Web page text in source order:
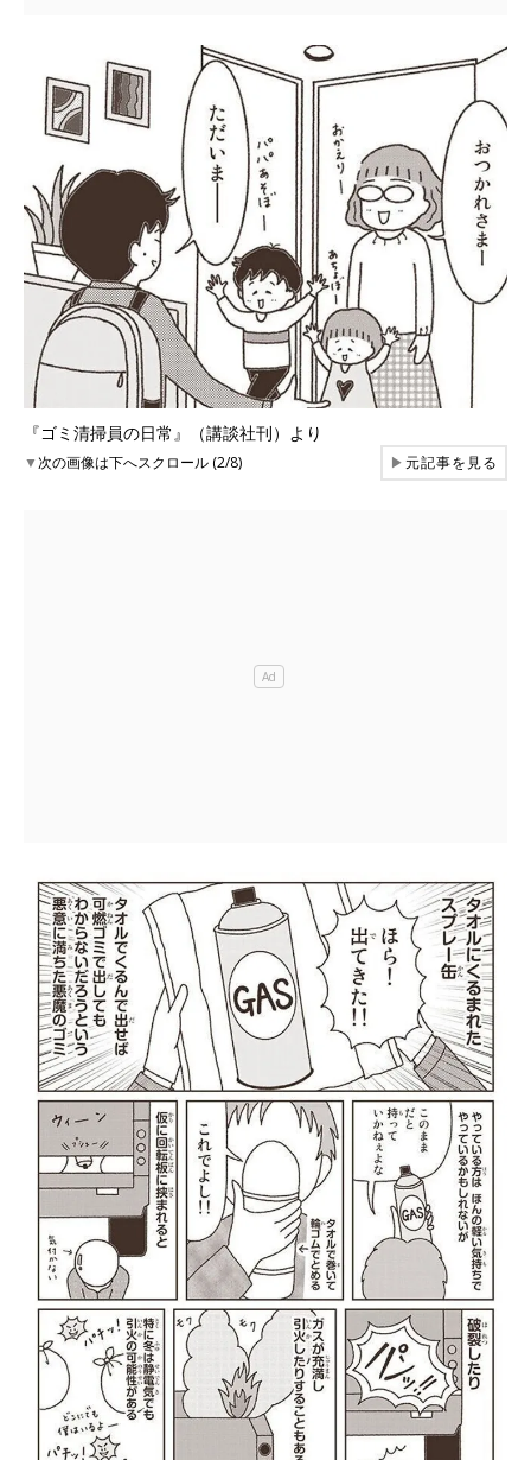
『ゴミ清掃員の日常』（講談社刊）より
▼次の画像は下へスクロール (2/8) ▶元記事を見る